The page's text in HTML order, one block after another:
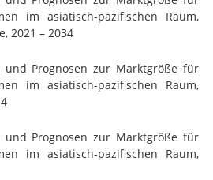
im asiatisch-pazifischen Raum,
2021 – 2034
und Prognosen zur Marktgröße für
im asiatisch-pazifischen Raum,
und Prognosen zur Marktgröße für
im asiatisch-pazifischen Raum,